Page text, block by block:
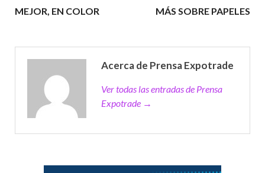
MEJOR, EN COLOR MÁS SOBRE PAPELES
Acerca de Prensa Expotrade
Ver todas las entradas de Prensa
Expotrade →